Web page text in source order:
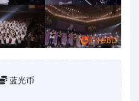
蓝光币